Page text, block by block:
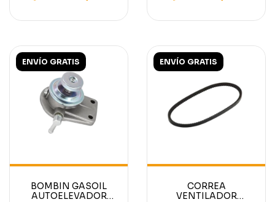
ENVÍO GRATIS
BOMBIN GASOIL
AUTOELEVADOR
ENVÍO GRATIS
CORREA
VENTILADOR